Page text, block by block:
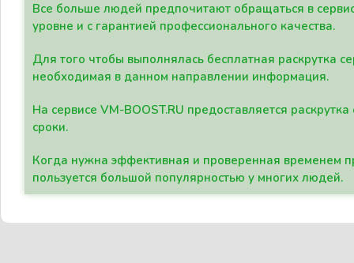
Все больше людей предпочитают обращаться в
уровне и с гарантией профессионального качества.
Для того чтобы выполнялась бесплатная раскрутка
необходимая в данном направлении информация.
На сервисе VM-BOOST.RU предоставляется
сроки.
Когда нужна эффективная и проверенная временем
пользуется большой популярностью у многих людей.